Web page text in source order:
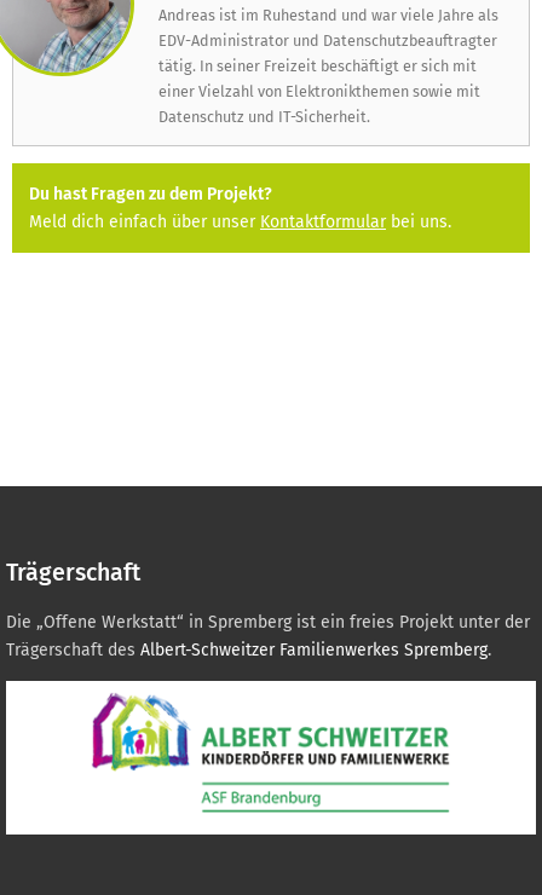
Andreas ist im Ruhestand und war viele Jahre als
EDV-Administrator und Datenschutzbeauftragter
tätig. In seiner Freizeit beschäftigt er sich mit
einer Vielzahl von Elektronikthemen sowie mit
Datenschutz und IT-Sicherheit.
Du hast Fragen zu dem Projekt?
Meld dich einfach über unser Kontaktformularbei uns.
Trägerschaft
Die „Offene Werkstatt“ in Spremberg ist ein freies Projekt unter der
Trägerschaft des Albert-Schweitzer Familienwerkes Spremberg.